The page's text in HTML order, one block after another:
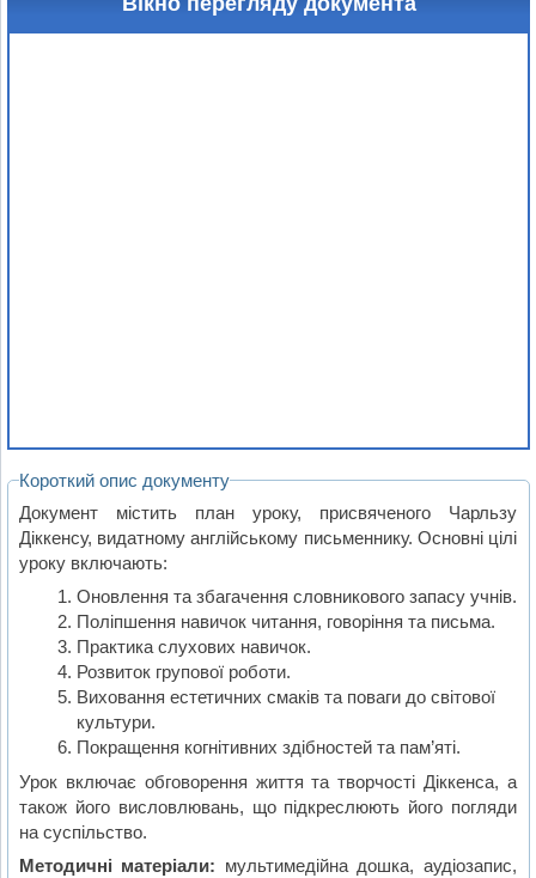
Короткий опис документу
Документ містить план уроку, присвяченого Чарльзу
Діккенсу, видатному англійському письменнику. Основні цілі
уроку включають:
Оновлення та збагачення словникового запасу учнів.
Поліпшення навичок читання, говоріння та письма.
Практика слухових навичок.
Розвиток групової роботи.
Виховання естетичних смаків та поваги до світової
культури.
Покращення когнітивних здібностей та пам’яті.
Урок включає обговорення життя та творчості Діккенса, а
також його висловлювань, що підкреслюють його погляди
на суспільство.
Методичні матеріали: мультимедійна дошка, аудіозапис,